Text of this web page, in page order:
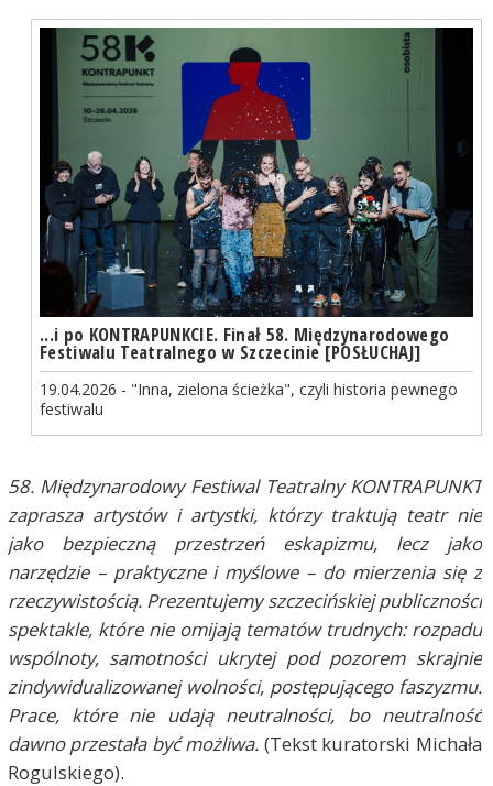
...i po KONTRAPUNKCIE. Finał 58. Międzynarodowego
Festiwalu Teatralnego w Szczecinie [POSŁUCHAJ]
19.04.2026 - "Inna, zielona ścieżka", czyli historia pewnego
festiwalu
58. Międzynarodowy Festiwal Teatralny KONTRAPUNKT
zaprasza artystów i artystki, którzy traktują teatr nie
jako bezpieczną przestrzeń eskapizmu, lecz jako
narzędzie – praktyczne i myślowe – do mierzenia się z
rzeczywistością. Prezentujemy szczecińskiej publiczności
spektakle, które nie omijają tematów trudnych: rozpadu
wspólnoty, samotności ukrytej pod pozorem skrajnie
zindywidualizowanej wolności, postępującego faszyzmu.
Prace, które nie udają neutralności, bo neutralność
dawno przestała być możliwa. (Tekst kuratorski Michała
Rogulskiego).